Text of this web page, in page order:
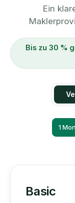
Ein
Bis zu 30 %
1
Basic